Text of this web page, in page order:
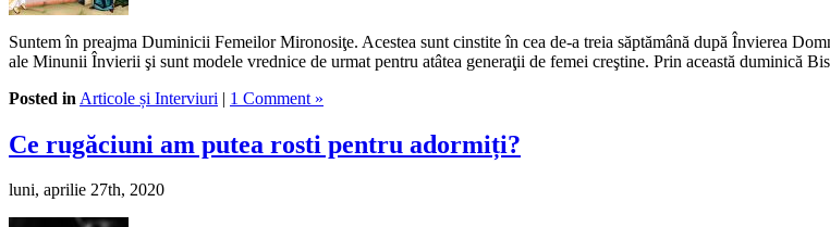
Suntem în preajma Duminicii Femeilor Mironosiţe. Acestea sunt cinstite în cea de-a treia săptămână după Învierea
ale Minunii Învierii şi sunt modele vrednice de urmat pentru atâtea generaţii de femei creştine. Prin această duminică
Posted in Articole și Interviuri | 1 Comment »
Ce rugăciuni am putea rosti pentru adormiți?
luni, aprilie 27th, 2020